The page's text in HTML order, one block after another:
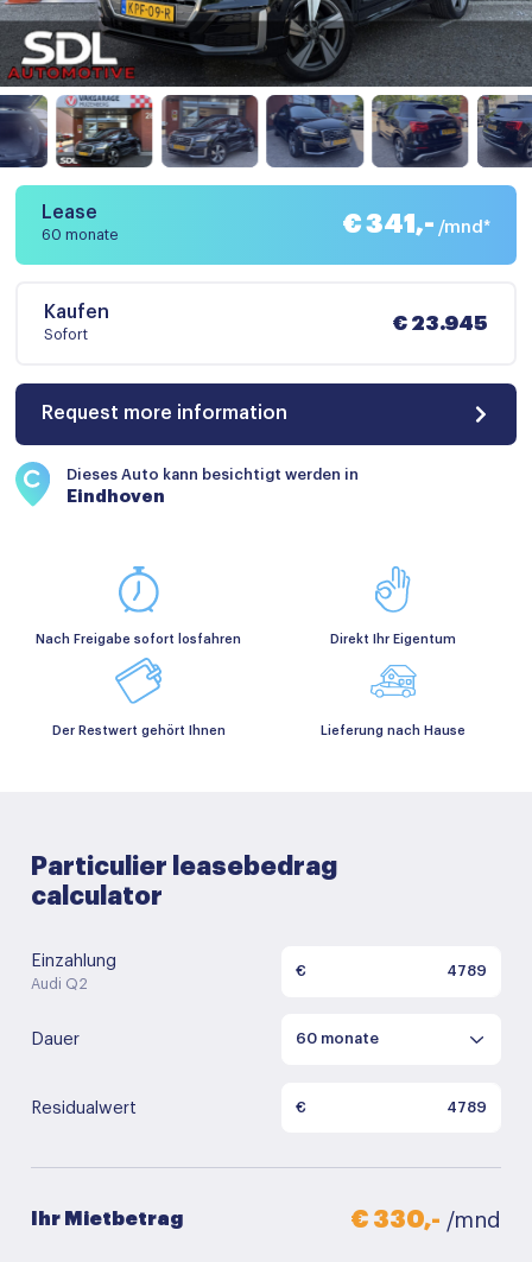
Lease
60 monate € 341,- /mnd*
Kaufen
Sofort
€ 23.945
Request more information
Dieses Auto kann besichtigt werden in
Eindhoven
Nach Freigabe sofort losfahren Direkt Ihr Eigentum
Der Restwert gehört Ihnen Lieferung nach Hause
Particulier leasebedrag
calculator
Einzahlung
Audi Q2
€
Dauer
Residualwert €
Ihr Mietbetrag € 330,- /mnd